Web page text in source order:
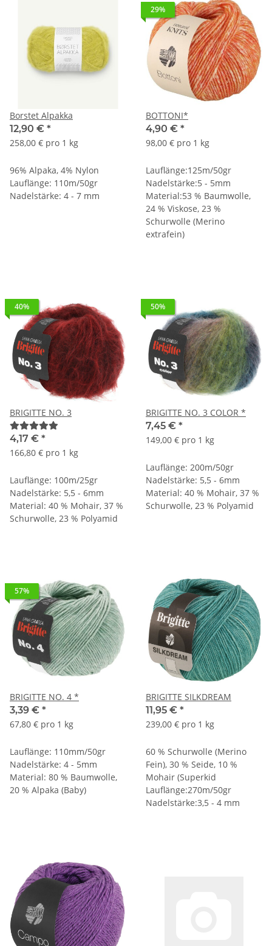
Borstet Alpakka
12,90 € *
258,00 € pro 1 kg
96% Alpaka, 4% Nylon
Lauflänge: 110m/50gr
Nadelstärke: 4 - 7 mm
29%
BOTTONI*
4,90 € *
98,00 € pro 1 kg
Lauflänge:125m/50gr
Nadelstärke:5 - 5mm
Material:53 % Baumwolle,
24 % Viskose, 23 %
Schurwolle (Merino
extrafein)
40%
BRIGITTE NO. 3
4,17 € *
166,80 € pro 1 kg
Lauflänge: 100m/25gr
Nadelstärke: 5,5 - 6mm
Material: 40 % Mohair, 37 %
Schurwolle, 23 % Polyamid
50%
BRIGITTE NO. 3 COLOR *
7,45 € *
149,00 € pro 1 kg
Lauflänge: 200m/50gr
Nadelstärke: 5,5 - 6mm
Material: 40 % Mohair, 37 %
Schurwolle, 23 % Polyamid
57%
BRIGITTE NO. 4 *
3,39 € *
67,80 € pro 1 kg
Lauflänge: 110mm/50gr
Nadelstärke: 4 - 5mm
Material: 80 % Baumwolle,
20 % Alpaka (Baby)
BRIGITTE SILKDREAM
11,95 € *
239,00 € pro 1 kg
60 % Schurwolle (Merino
Fein), 30 % Seide, 10 %
Mohair (Superkid
Lauflänge:270m/50gr
Nadelstärke:3,5 - 4 mm